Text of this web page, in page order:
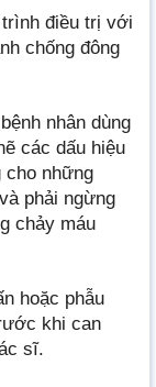
điều trị với
chống đông
nhân dùng
các dấu hiệu
cho những
phải ngừng
chảy máu
hoặc phẫu
khi can
sĩ.